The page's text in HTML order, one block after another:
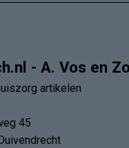
- A. Vos en
artikelen
45